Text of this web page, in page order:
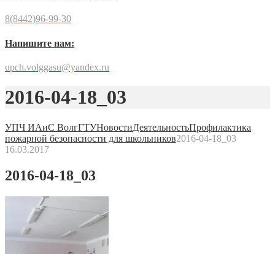
8(8442)96-99-30
Напишите нам:
upch.volggasu@yandex.ru
2016-04-18_03
УПЧ ИАиС ВолгГТУНовостиДеятельностьПрофилактика
пожарной безопасности для школьников2016-04-18_03
16.03.2017
2016-04-18_03